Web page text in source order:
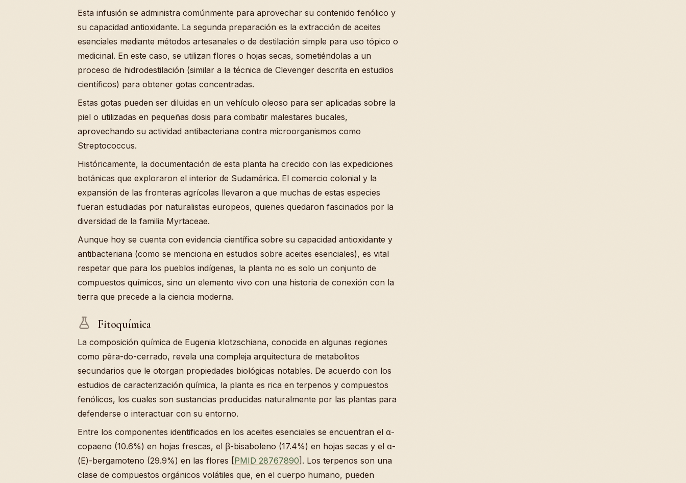
Esta infusión se administra comúnmente para aprovechar su contenido fenólico y
su capacidad antioxidante. La segunda preparación es la extracción de aceites
esenciales mediante métodos artesanales o de destilación simple para uso tópico o
medicinal. En este caso, se utilizan flores o hojas secas, sometiéndolas a un
proceso de hidrodestilación (similar a la técnica de Clevenger descrita en estudios
científicos) para obtener gotas concentradas.
Estas gotas pueden ser diluidas en un vehículo oleoso para ser aplicadas sobre la
piel o utilizadas en pequeñas dosis para combatir malestares bucales,
aprovechando su actividad antibacteriana contra microorganismos como
Streptococcus.
Históricamente, la documentación de esta planta ha crecido con las expediciones
botánicas que exploraron el interior de Sudamérica. El comercio colonial y la
expansión de las fronteras agrícolas llevaron a que muchas de estas especies
fueran estudiadas por naturalistas europeos, quienes quedaron fascinados por la
diversidad de la familia Myrtaceae.
Aunque hoy se cuenta con evidencia científica sobre su capacidad antioxidante y
antibacteriana (como se menciona en estudios sobre aceites esenciales), es vital
respetar que para los pueblos indígenas, la planta no es solo un conjunto de
compuestos químicos, sino un elemento vivo con una historia de conexión con la
tierra que precede a la ciencia moderna.
Fitoquímica
La composición química de Eugenia klotzschiana, conocida en algunas regiones
como pêra-do-cerrado, revela una compleja arquitectura de metabolitos
secundarios que le otorgan propiedades biológicas notables. De acuerdo con los
estudios de caracterización química, la planta es rica en terpenos y compuestos
fenólicos, los cuales son sustancias producidas naturalmente por las plantas para
defenderse o interactuar con su entorno.
Entre los componentes identificados en los aceites esenciales se encuentran el α-
copaeno (10.6%) en hojas frescas, el β-bisaboleno (17.4%) en hojas secas y el α-
(E)-bergamoteno (29.9%) en las flores [PMID 28767890]. Los terpenos son una
clase de compuestos orgánicos volátiles que, en el cuerpo humano, pueden